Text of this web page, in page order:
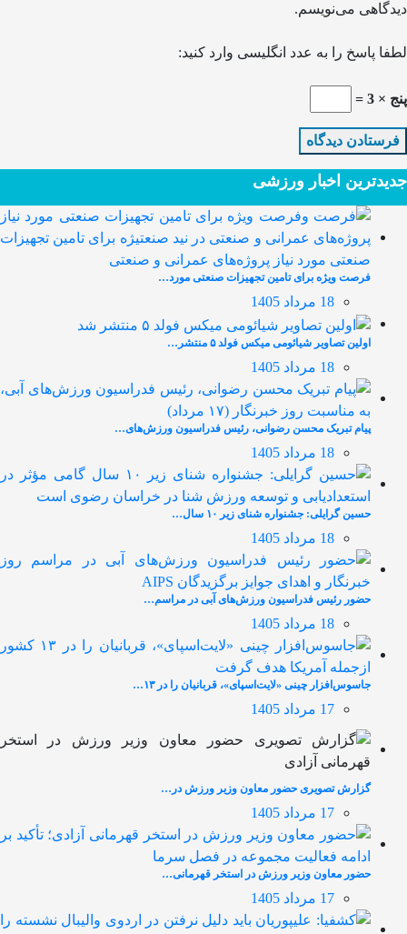
دیدگاهی می‌نویسم.
لطفا پاسخ را به عدد انگلیسی وارد کنید:
پنج × 3 =
جدیدترین‌ اخبار ورزشی
فرصت ویژه برای تامین تجهیزات صنعتی مورد…
18 مرداد 1405
اولین تصاویر شیائومی میکس فولد ۵ منتشر…
18 مرداد 1405
پیام تبریک محسن رضوانی، رئیس فدراسیون ورزش‌های…
18 مرداد 1405
حسین گرایلی: جشنواره شنای زیر ۱۰ سال…
18 مرداد 1405
حضور رئیس فدراسیون ورزش‌های آبی در مراسم…
18 مرداد 1405
جاسوس‌افزار چینی «لایت‌اسپای»، قربانیان را در ۱۳…
17 مرداد 1405
گزارش تصویری حضور معاون وزیر ورزش در…
17 مرداد 1405
حضور معاون وزیر ورزش در استخر قهرمانی…
17 مرداد 1405